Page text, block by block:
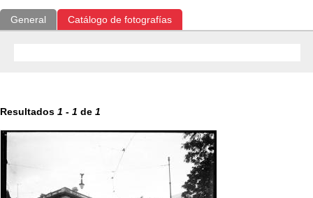
General Catálogo de fotografías
Resultados 1 - 1 de 1